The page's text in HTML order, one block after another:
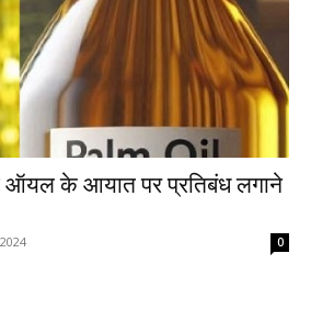
ऑयल के आयात पर प्रतिबंध लगाने
0